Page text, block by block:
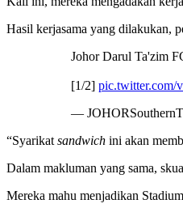
Hasil kerjasama yang dilakukan,
Johor Darul Ta'zim
[1/2] pic.twitter.com/
—
“Syarikat sandwich ini akan
Dalam makluman yang sama,
Mereka mahu menjadikan